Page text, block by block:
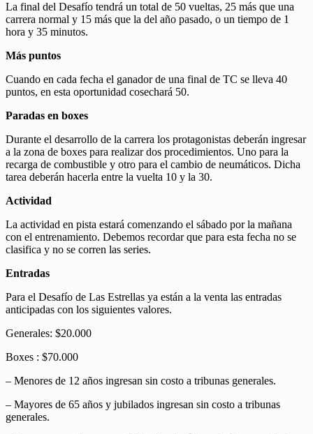
La final del Desafío tendrá un total de 50 vueltas, 25 más que una
carrera normal y 15 más que la del año pasado, o un tiempo de 1
hora y 35 minutos.
Más puntos
Cuando en cada fecha el ganador de una final de TC se lleva 40
puntos, en esta oportunidad cosechará 50.
Paradas en boxes
Durante el desarrollo de la carrera los protagonistas deberán ingresar
a la zona de boxes para realizar dos procedimientos. Uno para la
recarga de combustible y otro para el cambio de neumáticos. Dicha
tarea deberán hacerla entre la vuelta 10 y la 30.
Actividad
La actividad en pista estará comenzando el sábado por la mañana
con el entrenamiento. Debemos recordar que para esta fecha no se
clasifica y no se corren las series.
Entradas
Para el Desafío de Las Estrellas ya están a la venta las entradas
anticipadas con los siguientes valores.
Generales: $20.000
Boxes : $70.000
– Menores de 12 años ingresan sin costo a tribunas generales.
– Mayores de 65 años y jubilados ingresan sin costo a tribunas
generales.